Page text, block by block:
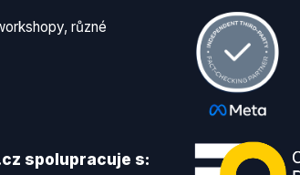
různé
spolupracuje s: